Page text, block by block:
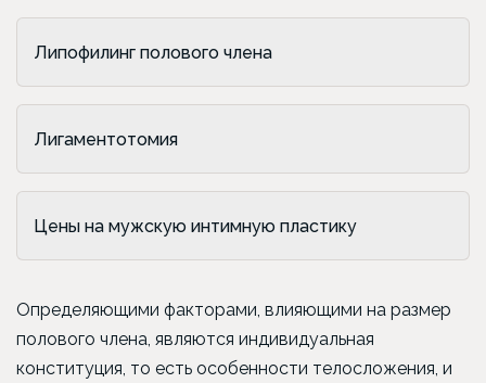
Липофилинг полового члена
Лигаментотомия
Цены на мужскую интимную пластику
Определяющими факторами, влияющими на размер
полового члена, являются индивидуальная
конституция, то есть особенности телосложения, и